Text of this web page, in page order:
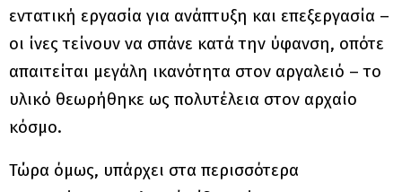
εντατική εργασία για ανάπτυξη και επεξεργασία –
οι ίνες τείνουν να σπάνε κατά την ύφανση, οπότε
απαιτείται μεγάλη ικανότητα στον αργαλειό – το
υλικό θεωρήθηκε ως πολυτέλεια στον αρχαίο
κόσμο.
Τώρα όμως, υπάρχει στα περισσότερα